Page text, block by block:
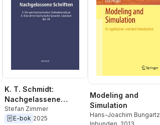
K. T. Schmidt:
Nachgelassene
Schriften
Stefan Zimmer
E-bok 2025
Modeling and
Simulation
Hans-Joachim Bungartz